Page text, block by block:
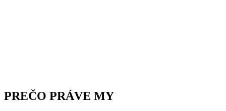
PREČO PRÁVE MY